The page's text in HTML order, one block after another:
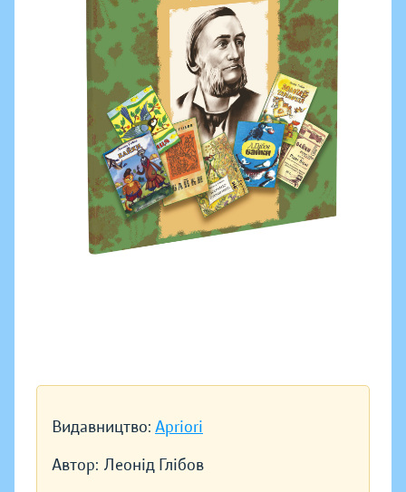
Видавництво: Apriori
Автор: Леонід Глібов